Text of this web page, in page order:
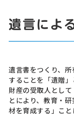
遺言によ
遺言書をつくり、
することを「遺贈」
財産の受取人とし
とにより、教育・
材を育成する」こと